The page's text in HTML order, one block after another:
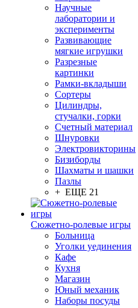
Научные
лаборатории и
эксперименты
Развивающие
мягкие игрушки
Разрезные
картинки
Рамки-вкладыши
Сортеры
Цилиндры,
стучалки, горки
Счетный материал
Шнуровки
Электровикторины
Бизиборды
Шахматы и шашки
Пазлы
+ ЕЩЕ 21
Сюжетно-ролевые игры
Больница
Уголки уединения
Кафе
Кухня
Магазин
Юный механик
Наборы посуды